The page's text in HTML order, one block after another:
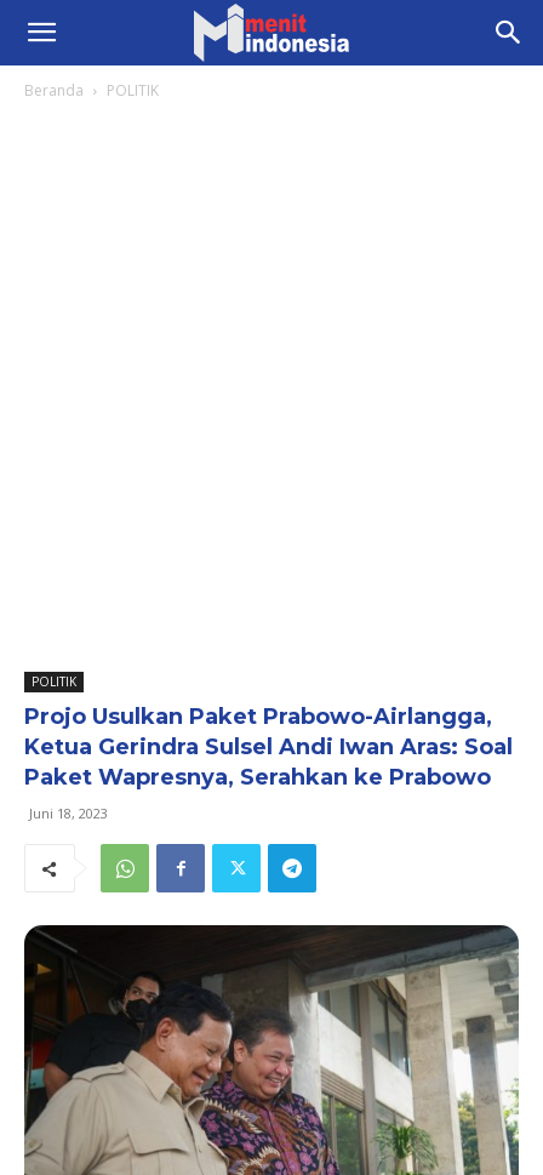
Beranda POLITIK
POLITIK
Projo Usulkan Paket Prabowo-Airlangga,
Ketua Gerindra Sulsel Andi Iwan Aras: Soal
Paket Wapresnya, Serahkan ke Prabowo
Juni 18, 2023